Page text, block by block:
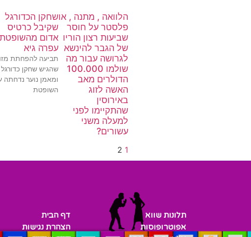
הלוואה , מתנה , או
פלסטר על חוסר
שביעות רצון הוריו
של הגבר להינשא
לגרושה עבור מה
שולמו 100.000
הדולרים מאב
האשה לזוג
באירוסין
שהתקיימו לפני
למעלה משני
עשורים?
שחקן הכדורגל
שקיבל כרטיס
אדום מהשופטת
עפרה גיא
תביעה להפחתת
שהגיש שחקן כדורגל
ומאמן נוער נדחתה
השופטת
1
2
תלונות שווא
אפוטרופוסות
דף הבית
הצהרת נגישות